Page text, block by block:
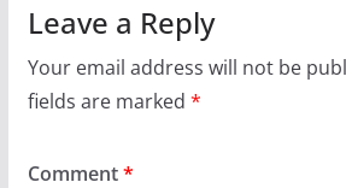
Leave a Reply
Your email address will not be
fields are marked *
Comment*